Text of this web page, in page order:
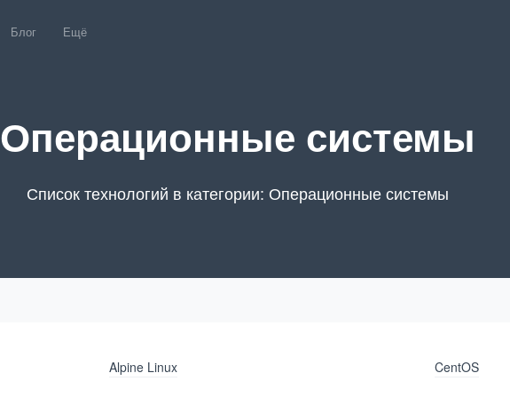
Блог Ещё
Операционные системы
Список технологий в категории: Операционные системы
Alpine Linux CentOS